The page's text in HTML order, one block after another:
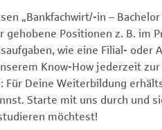
„Bankfachwirt/-in –
Positionen z. B. im
wie eine Filial-
Know-How jederzeit
Deine Weiterbildung
Starte mit uns durch und
möchtest!